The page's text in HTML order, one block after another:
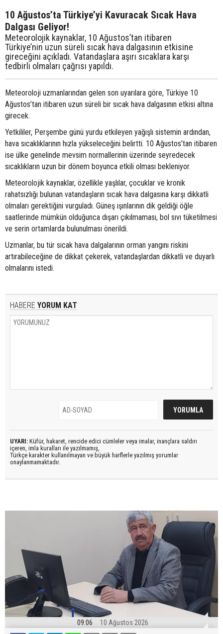
10 Ağustos’ta Türkiye’yi Kavuracak Sıcak Hava
Dalgası Geliyor!
Meteorolojik kaynaklar, 10 Ağustos’tan itibaren
Türkiye’nin uzun süreli sıcak hava dalgasının etkisine
gireceğini açıkladı. Vatandaşlara aşırı sıcaklara karşı
tedbirli olmaları çağrısı yapıldı.
Meteoroloji uzmanlarından gelen son uyarılara göre, Türkiye 10
Ağustos’tan itibaren uzun süreli bir sıcak hava dalgasının etkisi altına
girecek.
Yetkililer, Perşembe günü yurdu etkileyen yağışlı sistemin ardından,
hava sıcaklıklarının hızla yükseleceğini belirtti. 10 Ağustos’tan itibaren
ise ülke genelinde mevsim normallerinin üzerinde seyredecek
sıcaklıkların uzun bir dönem boyunca etkili olması bekleniyor.
Meteorolojik kaynaklar, özellikle yaşlılar, çocuklar ve kronik
rahatsızlığı bulunan vatandaşların sıcak hava dalgasına karşı dikkatli
olmaları gerektiğini vurguladı. Güneş ışınlarının dik geldiği öğle
saatlerinde mümkün olduğunca dışarı çıkılmaması, bol sıvı tüketilmesi
ve serin ortamlarda bulunulması önerildi.
Uzmanlar, bu tür sıcak hava dalgalarının orman yangını riskini
artırabileceğine de dikkat çekerek, vatandaşlardan dikkatli ve duyarlı
olmalarını istedi.
HABERE YORUM KAT
UYARI: Küfür, hakaret, rencide edici cümleler veya imalar, inançlara saldırı
içeren, imla kuralları ile yazılmamış,
Türkçe karakter kullanılmayan ve büyük harflerle yazılmış yorumlar
onaylanmamaktadır.
09:06 10 Ağustos 2026